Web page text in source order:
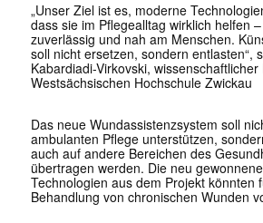
„Unser Ziel ist es, moderne
dass sie im Pflegealltag wirklich helfen
zuverlässig und nah am Menschen.
soll nicht ersetzen, sondern entlasten“,
Kabardiadi-Virkovski,
Westsächsischen Hochschule Zwickau
Das neue Wundassistenzsystem soll
ambulanten Pflege unterstützen,
auch auf andere Bereichen des
übertragen werden. Die neu
Technologien aus dem Projekt könnten
Behandlung von chronischen Wunden